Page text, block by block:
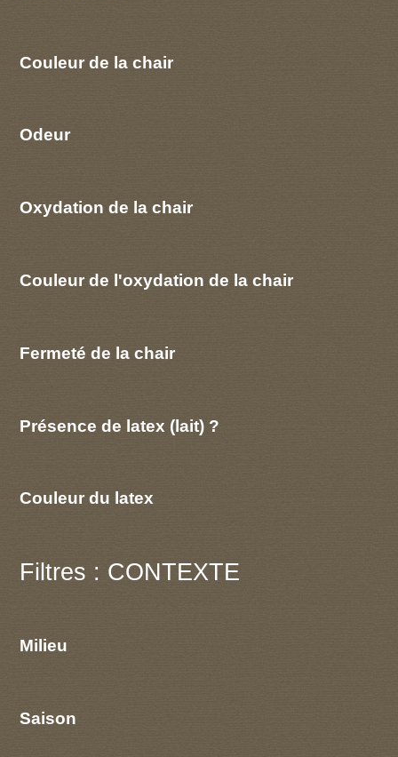
Couleur de la chair
Odeur
Oxydation de la chair
Couleur de l'oxydation de la chair
Fermeté de la chair
Présence de latex (lait) ?
Couleur du latex
Filtres : CONTEXTE
Milieu
Saison